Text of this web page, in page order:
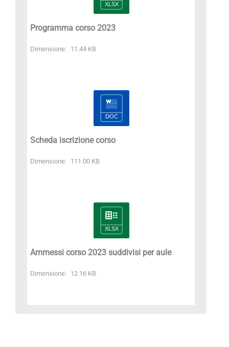
Programma corso 2023
Dimensione: 11.44 KB
Scheda iscrizione corso
Dimensione: 111.00 KB
Ammessi corso 2023 suddivisi per aule
Dimensione: 12.16 KB